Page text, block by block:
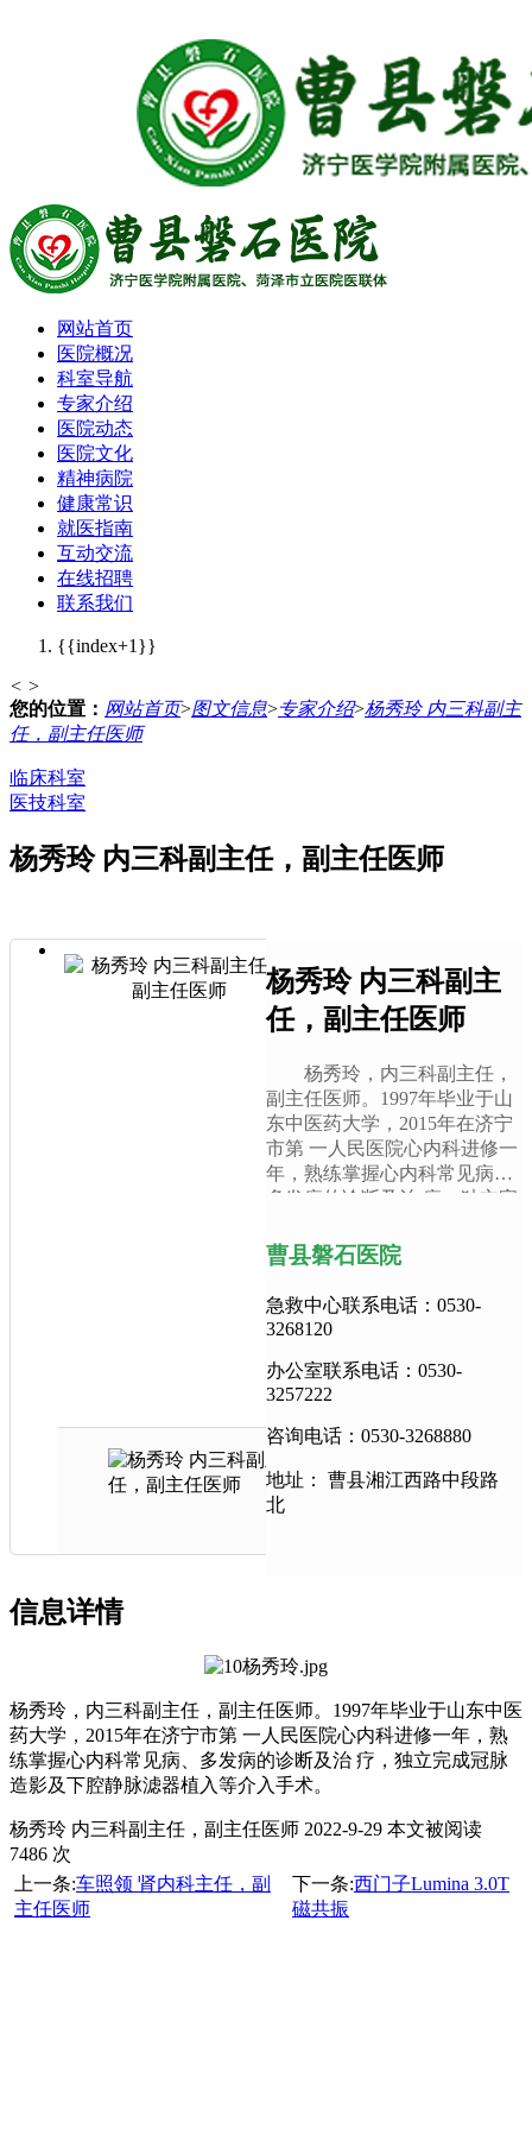
网站首页
医院概况
科室导航
专家介绍
医院动态
医院文化
精神病院
健康常识
就医指南
互动交流
在线招聘
联系我们
{{index+1}}
< >
您的位置： 网站首页>图文信息>专家介绍>杨秀玲 内三科副主
任，副主任医师
临床科室
医技科室
杨秀玲 内三科副主任，副主任医师
杨秀玲 内三科副主
任，副主任医师
杨秀玲，内三科副主任，
副主任医师。1997年毕业于山
东中医药大学，2015年在济宁
市第 一人民医院心内科进修一
年，熟练掌握心内科常见病、
多发病的诊断及治 疗，独立完
入等介入手术。
曹县磐石医院
急救中心联系电话：0530-
3268120
办公室联系电话：0530-
3257222
咨询电话：0530-3268880
地址： 曹县湘江西路中段路
北
信息详情
杨秀玲，内三科副主任，副主任医师。1997年毕业于山东中医
药大学，2015年在济宁市第 一人民医院心内科进修一年，熟
练掌握心内科常见病、多发病的诊断及治 疗，独立完成冠脉
造影及下腔静脉滤器植入等介入手术。
杨秀玲 内三科副主任，副主任医师 2022-9-29 本文被阅读
7486 次
上一条:车照领 肾内科主任，副
主任医师
下一条:西门子Lumina 3.0T
磁共振